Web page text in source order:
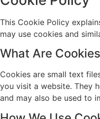
This Cookie Policy
may use cookies and
What Are
Cookies are small text
you visit a website. They
and may also be used to